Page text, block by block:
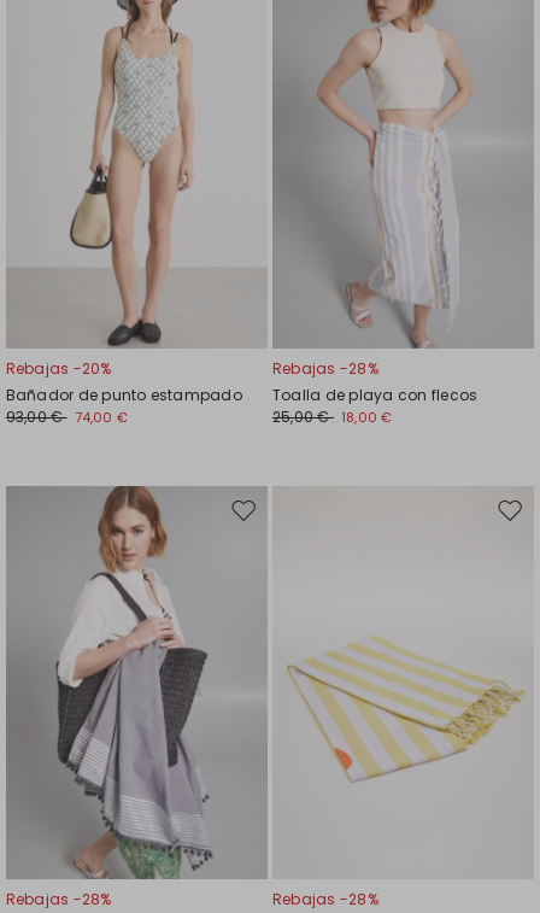
Rebajas -20%
Bañador de punto estampado
93,00 € 74,00 €
Rebajas -28%
Toalla de playa con flecos
25,00 € 18,00 €
Mover
Rebajas -28%
Rebajas -28%